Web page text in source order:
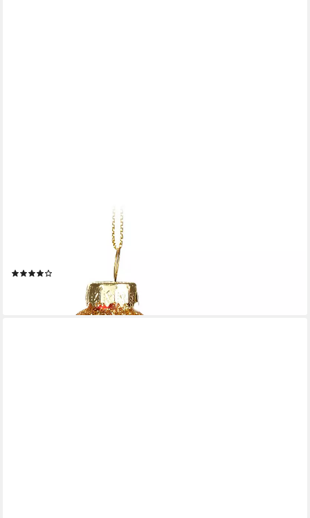
Weihnachtsbaumkugel Koffer vom Weihnachtsmann -
Handbemalte Weihnachtskugel aus Glas (1 St), - 12 cm
Baumkugel Weihnachtskoffer Rot mit Weihnachtsmütze
lieferbar - in 2-3 Werktagen bei dir